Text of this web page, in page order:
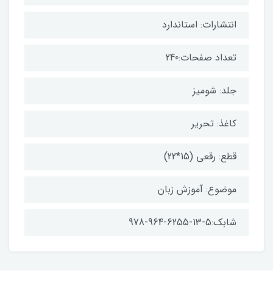
انتشارات: استاندارد
تعداد صفحات:240
جلد: شومیز
کاغذ: تحریر
قطع: رقعی (15*22)
موضوع: آموزش زبان
شابک:5-13-6255-964-978